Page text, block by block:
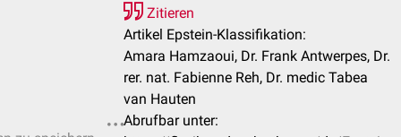
Zitieren
Artikel Epstein-Klassifikation:
Amara Hamzaoui, Dr. Frank Antwerpes, Dr.
rer. nat. Fabienne Reh, Dr. medic Tabea
van Hauten
Abrufbar unter: